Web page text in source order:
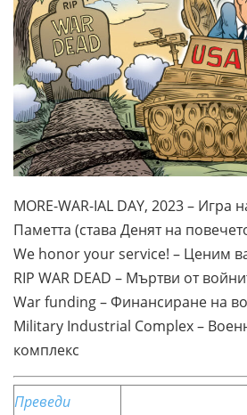
MORE-WAR-IAL DAY, 2023 – Игра
Паметта (става Денят на
We honor your service! – Ценим
RIP WAR DEAD – Мъртви от
War funding – Финансиране на
Military Industrial Complex –
комплекс
Преведи